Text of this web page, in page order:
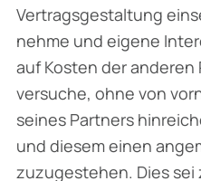
Vertragsgestaltung
nehme und eigene
auf Kosten der
versuche, ohne von
seines Partners
und diesem einen
zuzugestehen. Dies sei